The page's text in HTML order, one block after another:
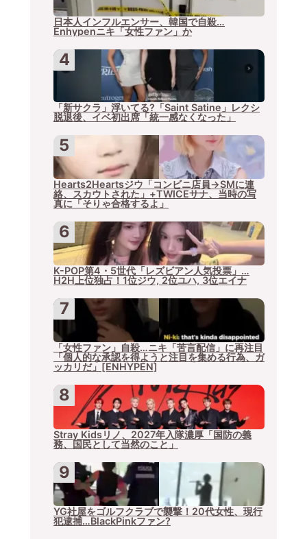
日本人インフルエンサー、韓国で自殺…
Enhypenニキ「女性ファン」か
「新サクラ」浮いてる?「Saint Satine」レクシ
脱退後、イベ初出席「統一感なくなった」
Hearts2Heartsジウ「コンビニ店員→SMに連
絡、スカウトされた」+TWICEサナ、当時の写
真に「そりゃ合格するよ」
K-POP第4・5世代「レズビアン人気投票」…
H2H上位独占！1位ジウ, 2位ユハ, 3位エイナ
「女性ファン」自殺…ニキ「苦言配信」に再注目
「個人的な承認を得ようと注目を集める行為、ガ
ッカリだ」[ENHYPEN]
Stray Kidsリノ、2027年入隊濃厚「国防の義
務、国民として当然のこと」
YG社屋をゴルフクラブで襲撃！20代女性、現行
犯逮捕…BlackPinkファン?